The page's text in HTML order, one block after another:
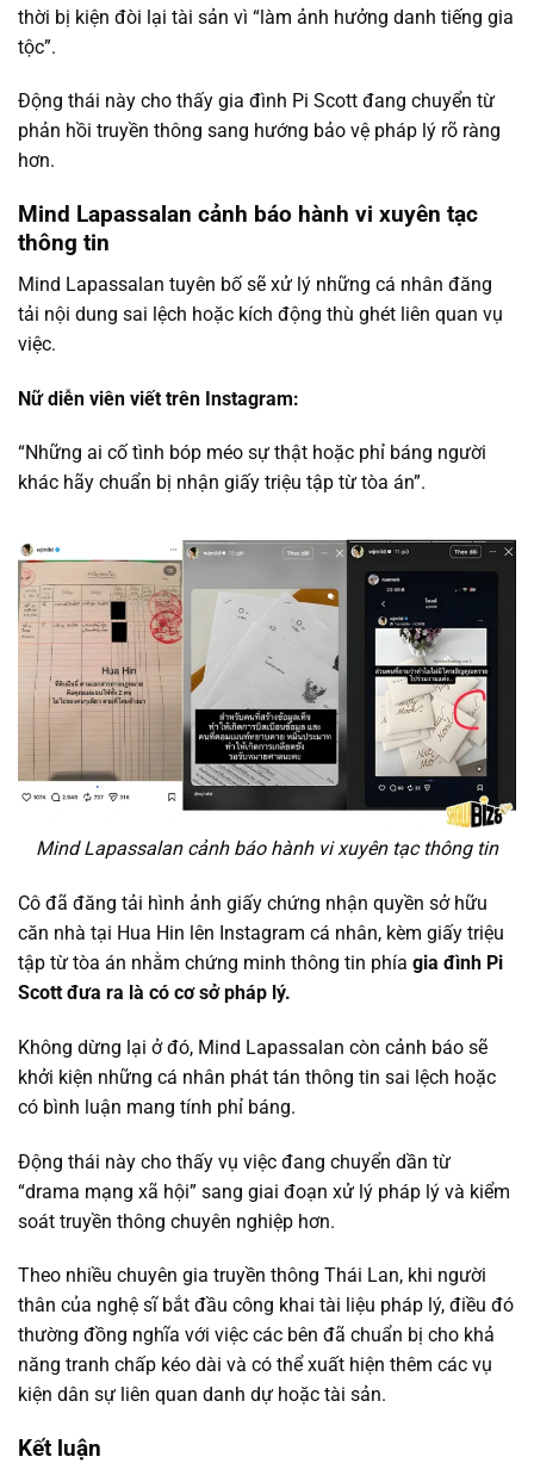
thời bị kiện đòi lại tài sản vì “làm ảnh hưởng danh tiếng gia
tộc”.
Động thái này cho thấy gia đình Pi Scott đang chuyển từ
phản hồi truyền thông sang hướng bảo vệ pháp lý rõ ràng
hơn.
Mind Lapassalan cảnh báo hành vi xuyên tạc
thông tin
Mind Lapassalan tuyên bố sẽ xử lý những cá nhân đăng
tải nội dung sai lệch hoặc kích động thù ghét liên quan vụ
việc.
Nữ diễn viên viết trên Instagram:
“Những ai cố tình bóp méo sự thật hoặc phỉ báng người
khác hãy chuẩn bị nhận giấy triệu tập từ tòa án”.
Mind Lapassalan cảnh báo hành vi xuyên tạc thông tin
Cô đã đăng tải hình ảnh giấy chứng nhận quyền sở hữu
căn nhà tại Hua Hin lên Instagram cá nhân, kèm giấy triệu
tập từ tòa án nhằm chứng minh thông tin phía gia đình Pi
Scott đưa ra là có cơ sở pháp lý.
Không dừng lại ở đó, Mind Lapassalan còn cảnh báo sẽ
khởi kiện những cá nhân phát tán thông tin sai lệch hoặc
có bình luận mang tính phỉ báng.
Động thái này cho thấy vụ việc đang chuyển dần từ
“drama mạng xã hội” sang giai đoạn xử lý pháp lý và kiểm
soát truyền thông chuyên nghiệp hơn.
Theo nhiều chuyên gia truyền thông Thái Lan, khi người
thân của nghệ sĩ bắt đầu công khai tài liệu pháp lý, điều đó
thường đồng nghĩa với việc các bên đã chuẩn bị cho khả
năng tranh chấp kéo dài và có thể xuất hiện thêm các vụ
kiện dân sự liên quan danh dự hoặc tài sản.
Kết luận